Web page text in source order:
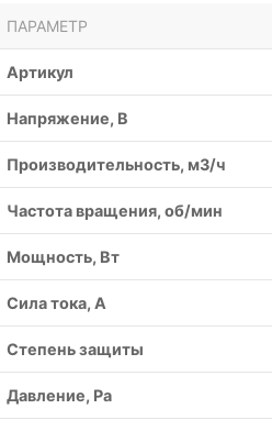
ПАРАМЕТР
Артикул
Напряжение, В
Производительность, м3/ч
Частота вращения, об/мин
Мощность, Вт
Сила тока, A
Степень защиты
Давление, Pa